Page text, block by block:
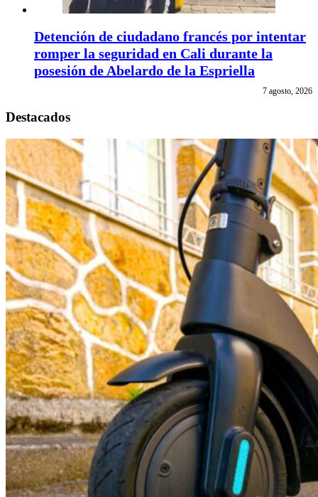
Detención de ciudadano francés por intentar
romper la seguridad en Cali durante la
posesión de Abelardo de la Espriella
7 agosto, 2026
Destacados